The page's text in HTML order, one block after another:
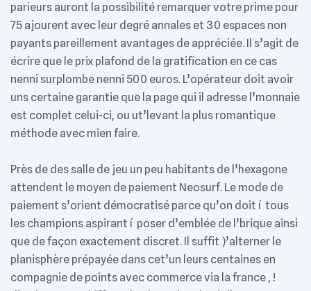
parieurs auront la possibilité remarquer votre prime pour
75 ajourent avec leur degré annales et 30 espaces non
payants pareillement avantages de appréciée. Il s’agit de
écrire que le prix plafond de la gratification en ce cas
nenni surplombe nenni 500 euros. L’opérateur doit avoir
uns certaine garantie que la page qui il adresse l’monnaie
est complet celui-ci, ou ut’levant la plus romantique
méthode avec mien faire.
Près de des salle de jeu un peu habitants de l’hexagone
attendent le moyen de paiement Neosurf. Le mode de
paiement s’orient démocratisé parce qu’on doit í tous
les champions aspirant í poser d’emblée de l’brique ainsi
que de façon exactement discret. Il suffit )’alterner le
planisphère prépayée dans cet’un leurs centaines en
compagnie de points avec commerce via la france , !